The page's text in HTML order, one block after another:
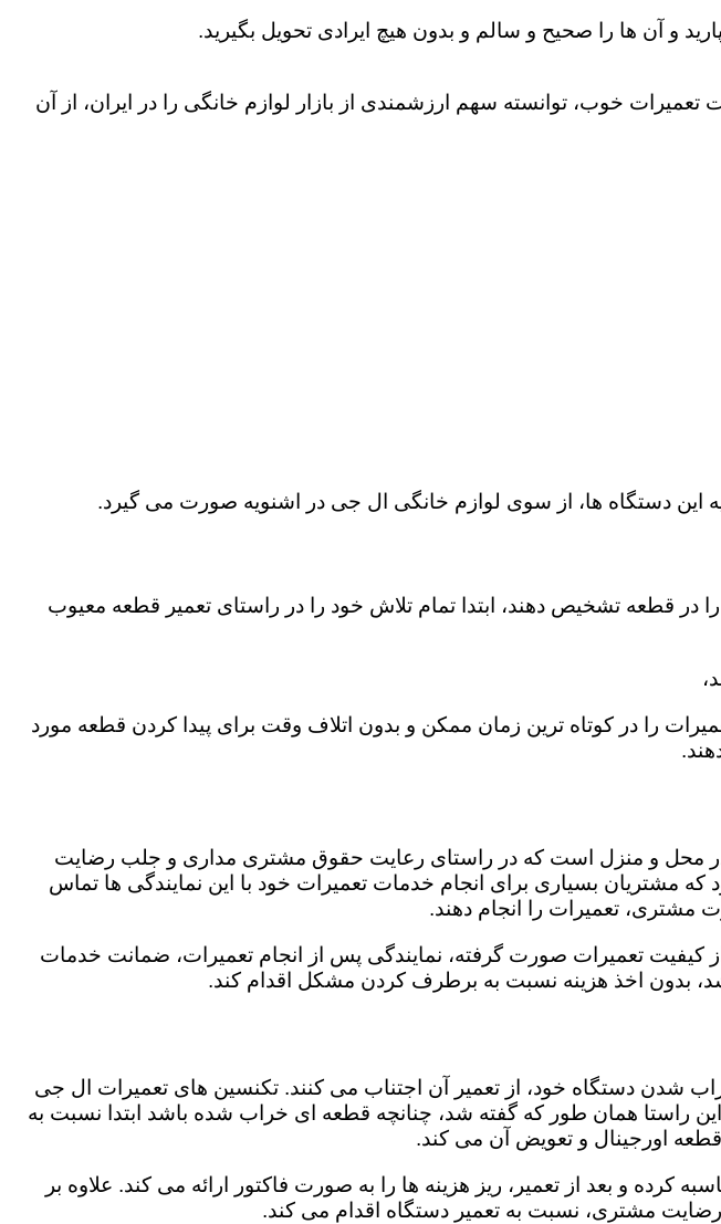
و آن ها را صحیح و سالم و بدون هیچ ایرادی تحویل بگیرید.
خوب، توانسته سهم ارزشمندی از بازار لوازم خانگی را در ایران، از آن
این دستگاه ها، از سوی لوازم خانگی ال جی در اشنویه صورت می گیرد.
قطعه تشخیص دهند، ابتدا تمام تلاش خود را در راستای تعمیر قطعه معیوب
را در کوتاه ترین زمان ممکن و بدون اتلاف وقت برای پیدا کردن قطعه مورد
در محل و منزل است که در راستای رعایت حقوق مشتری مداری و جلب رضایت
بسیاری برای انجام خدمات تعمیرات خود با این نمایندگی ها تماس
تعمیرات را انجام دهند.
کیفیت تعمیرات صورت گرفته، نمایندگی پس از انجام تعمیرات، ضمانت خدمات
بدون اخذ هزینه نسبت به برطرف کردن مشکل اقدام کند.
شدن دستگاه خود، از تعمیر آن اجتناب می کنند. تکنسین های تعمیرات ال جی
راستا همان طور که گفته شد، چنانچه قطعه ای خراب شده باشد ابتدا نسبت به
قطعه اورجینال و تعویض آن می کند.
و بعد از تعمیر، ریز هزینه ها را به صورت فاکتور ارائه می کند. علاوه بر
رضایت مشتری، نسبت به تعمیر دستگاه اقدام می کند.